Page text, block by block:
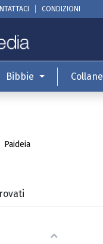
CONDIZIONI
Bibbie Collane
Paideia